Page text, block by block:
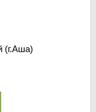
(г.Аша)